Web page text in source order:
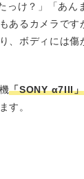
っけ？」「あ
あるカメラで
、ボディには
「SONY α7III
す。